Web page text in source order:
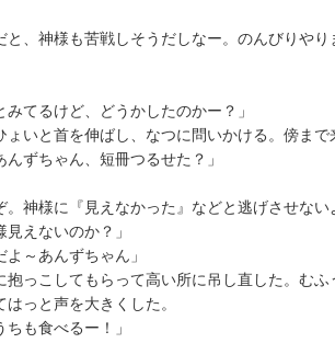
神様も苦戦しそうだしなー。のんびりやり
みてるけど、どうかしたのかー？」
いと首を伸ばし、なつに問いかける。傍まで
んずちゃん、短冊つるせた？」
。神様に『見えなかった』などと逃げさせない
えないのか？」
よ～あんずちゃん」
っこしてもらって高い所に吊し直した。むふ
っと声を大きくした。
も食べるー！」